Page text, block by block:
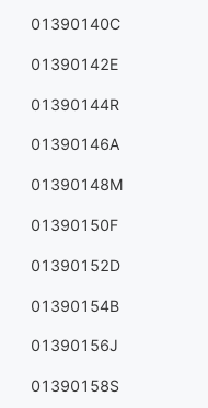
01390140C
01390142E
01390144R
01390146A
01390148M
01390150F
01390152D
01390154B
01390156J
01390158S